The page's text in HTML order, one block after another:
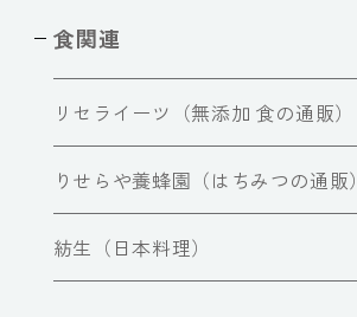
食関連
リセライーツ（無添加 食の通販）
りせらや養蜂園（はちみつの通販）
紡生（日本料理）